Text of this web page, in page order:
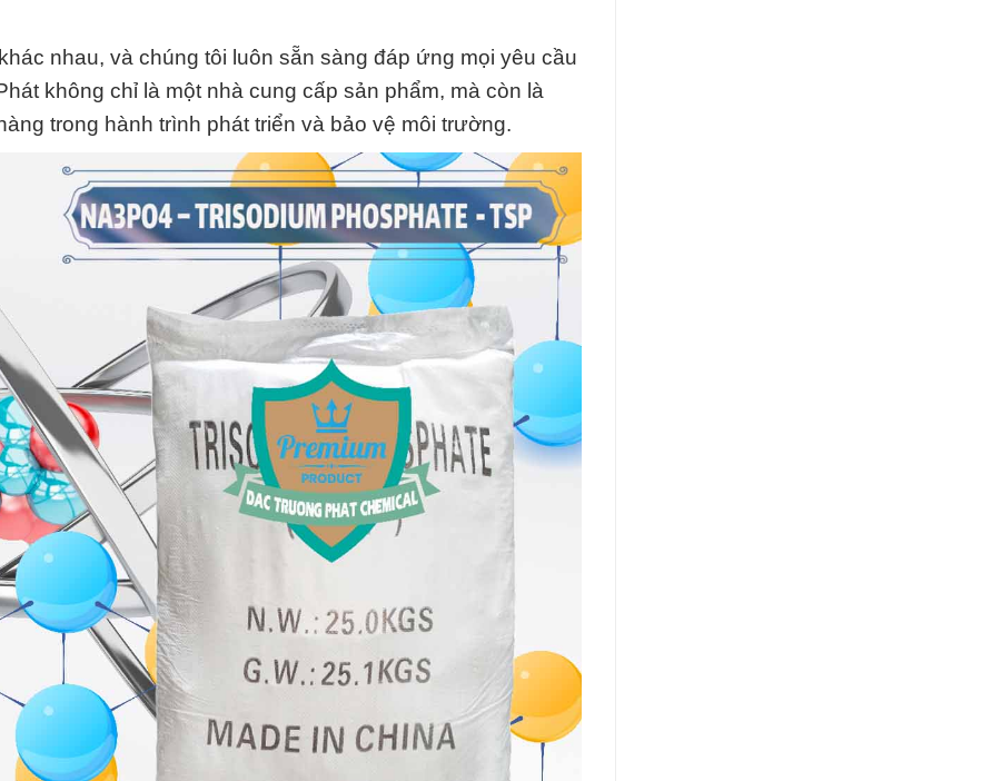
nhau, và chúng tôi luôn sẵn sàng đáp ứng mọi yêu cầu
không chỉ là một nhà cung cấp sản phẩm, mà còn là
trong hành trình phát triển và bảo vệ môi trường.